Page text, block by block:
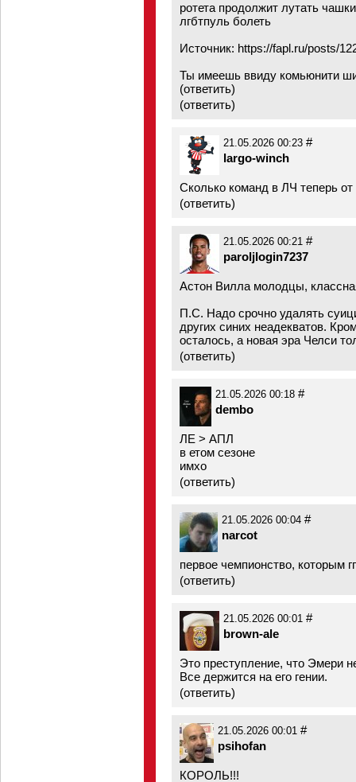
ротета продолжит лутать
лгбтпуль болеть
Источник: https://fapl.ru/posts/
Ты имеешь ввиду комьюнити
(ответить)
(ответить)
21.05.2026 00:23 #
largo-winch
Сколько команд в ЛЧ теперь от
(ответить)
21.05.2026 00:21 #
paroljlogin7237
Астон Вилла молодцы,
П.С. Надо срочно удалять
других синих неадекватов.
осталось, а новая эра Челси
(ответить)
21.05.2026 00:18 #
dembo
ЛЕ > АПЛ
в етом сезоне
имхо
(ответить)
21.05.2026 00:04 #
narcot
первое чемпионство, которым
(ответить)
21.05.2026 00:01 #
brown-ale
Это преступление, что Эмери
Все держится на его гении.
(ответить)
21.05.2026 00:01 #
psihofan
КОРОЛЬ!!!